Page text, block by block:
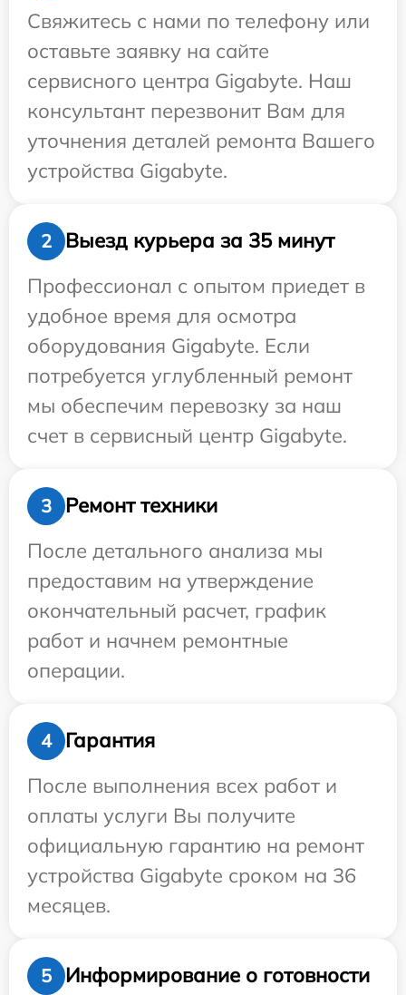
Свяжитесь с нами по телефону или
оставьте заявку на сайте
сервисного центра Gigabyte. Наш
консультант перезвонит Вам для
уточнения деталей ремонта Вашего
устройства Gigabyte.
2
Выезд курьера за 35 минут
Профессионал с опытом приедет в
удобное время для осмотра
оборудования Gigabyte. Если
потребуется углубленный ремонт
мы обеспечим перевозку за наш
счет в сервисный центр Gigabyte.
3
Ремонт техники
После детального анализа мы
предоставим на утверждение
окончательный расчет, график
работ и начнем ремонтные
операции.
4
Гарантия
После выполнения всех работ и
оплаты услуги Вы получите
официальную гарантию на ремонт
устройства Gigabyte сроком на 36
месяцев.
5 Информирование о готовности